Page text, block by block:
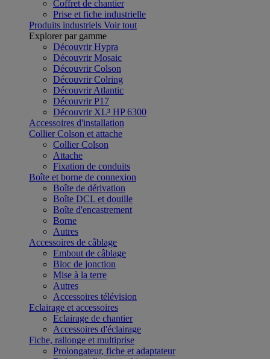
Coffret de chantier
Prise et fiche industrielle
Produits industriels Voir tout
Explorer par gamme
Découvrir Hypra
Découvrir Mosaic
Découvrir Colson
Découvrir Colring
Découvrir Atlantic
Découvrir P17
Découvrir XL³ HP 6300
Accessoires d'installation
Collier Colson et attache
Collier Colson
Attache
Fixation de conduits
Boîte et borne de connexion
Boîte de dérivation
Boîte DCL et douille
Boîte d'encastrement
Borne
Autres
Accessoires de câblage
Embout de câblage
Bloc de jonction
Mise à la terre
Autres
Accessoires télévision
Eclairage et accessoires
Eclairage de chantier
Accessoires d'éclairage
Fiche, rallonge et multiprise
Prolongateur, fiche et adaptateur